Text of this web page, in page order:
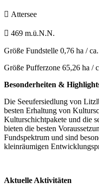
 Attersee
 469 m.ü.N.N.
Größe Fundstelle 0,76 ha /
Größe Pufferzone 65,26 ha /
Besonderheiten &
Die Seeufersiedlung von
besten Erhaltung von
Kulturschichtpakete und die
bieten die besten
Fundspektrum und sind
kleinräumigen
Aktuelle Aktivitäten